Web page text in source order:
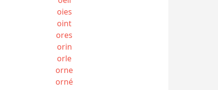
oies
oint
ores
orin
orle
orne
orné